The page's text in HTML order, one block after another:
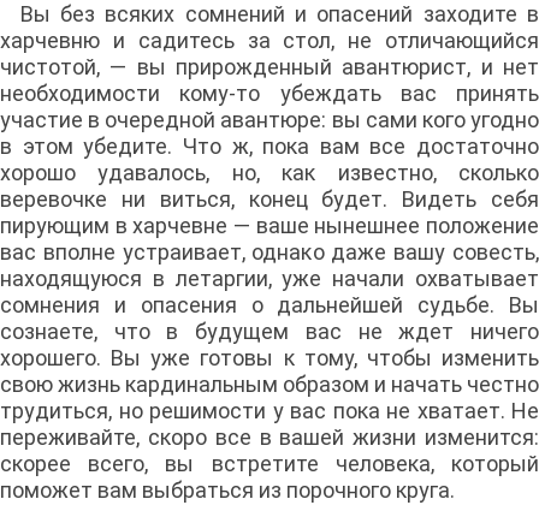
Вы без всяких сомнений и опасений заходите в
харчевню и садитесь за стол, не отличающийся
чистотой, — вы прирожденный авантюрист, и нет
необходимости кому-то убеждать вас принять
участие в очередной авантюре: вы сами кого угодно
в этом убедите. Что ж, пока вам все достаточно
хорошо удавалось, но, как известно, сколько
веревочке ни виться, конец будет. Видеть себя
пирующим в харчевне — ваше нынешнее положение
вас вполне устраивает, однако даже вашу совесть,
находящуюся в летаргии, уже начали охватывает
сомнения и опасения о дальнейшей судьбе. Вы
сознаете, что в будущем вас не ждет ничего
хорошего. Вы уже готовы к тому, чтобы изменить
свою жизнь кардинальным образом и начать честно
трудиться, но решимости у вас пока не хватает. Не
переживайте, скоро все в вашей жизни изменится:
скорее всего, вы встретите человека, который
поможет вам выбраться из порочного круга.